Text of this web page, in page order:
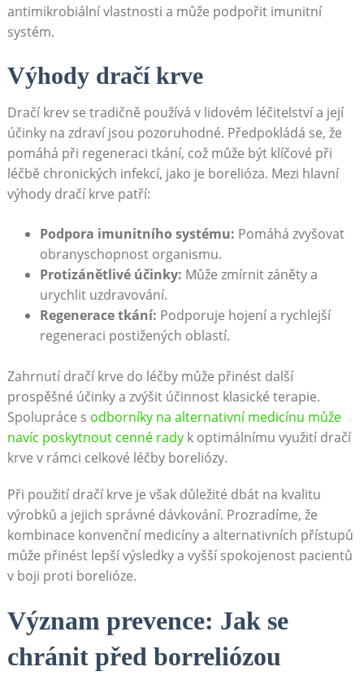
antimikrobiální vlastnosti a může podpořit imunitní
systém.
Výhody dračí krve
Dračí krev se tradičně používá v lidovém léčitelství a její
účinky na zdraví jsou pozoruhodné. Předpokládá se, že
pomáhá při regeneraci tkání, což může být klíčové při
léčbě chronických infekcí, jako je borelióza. Mezi hlavní
výhody dračí krve patří:
Podpora imunitního systému: Pomáhá zvyšovat
obranyschopnost organismu.
Protizánětlivé účinky: Může zmírnit záněty a
urychlit uzdravování.
Regenerace tkání: Podporuje hojení a rychlejší
regeneraci postižených oblastí.
Zahrnutí dračí krve do léčby může přinést další
prospěšné účinky a zvýšit účinnost klasické terapie.
Spolupráce s odborníky na alternativní medicínu může
navíc poskytnout cenné radyk optimálnímu využití dračí
krve v rámci celkové léčby boreliózy.
Při použití dračí krve je však důležité dbát na kvalitu
výrobků a jejich správné dávkování. Prozradíme, že
kombinace konvenční medicíny a alternativních přístupů
může přinést lepší výsledky a vyšší spokojenost pacientů
v boji proti borelióze.
Význam prevence: Jak se
chránit před borreliózou